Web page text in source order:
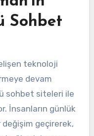
Sohbet
teknoloji
devam
sohbet siteleri ile
İnsanların günlük
değişim geçirerek,